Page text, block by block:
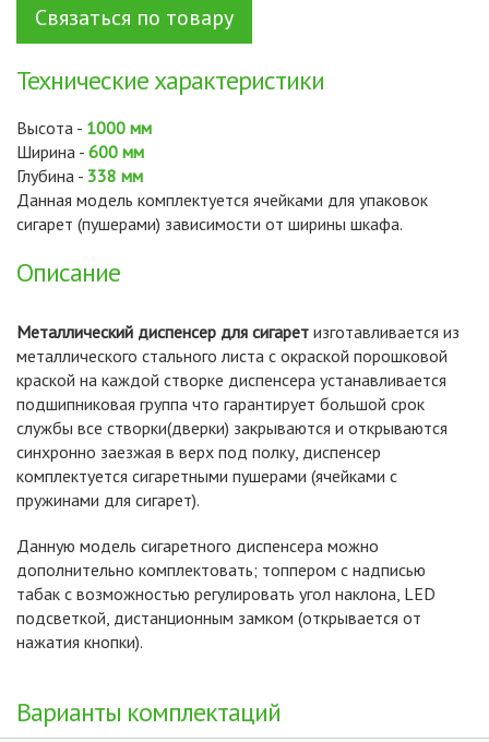
Связаться по товару
Технические характеристики
Высота - 1000 мм
Ширина - 600 мм
Глубина - 338 мм
Данная модель комплектуется ячейками для упаковок
сигарет (пушерами) зависимости от ширины шкафа.
Описание
Металлический диспенсер для сигарет изготавливается из
металлического стального листа с окраской порошковой
краской на каждой створке диспенсера устанавливается
подшипниковая группа что гарантирует большой срок
службы все створки(дверки) закрываются и открываются
синхронно заезжая в верх под полку, диспенсер
комплектуется сигаретными пушерами (ячейками с
пружинами для сигарет).
Данную модель сигаретного диспенсера можно
дополнительно комплектовать; топпером с надписью
табак с возможностью регулировать угол наклона, LED
подсветкой, дистанционным замком (открывается от
нажатия кнопки).
Варианты комплектаций